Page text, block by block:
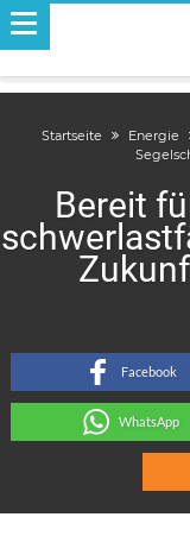
Startseite Energie
Bereit
Facebook
WhatsApp